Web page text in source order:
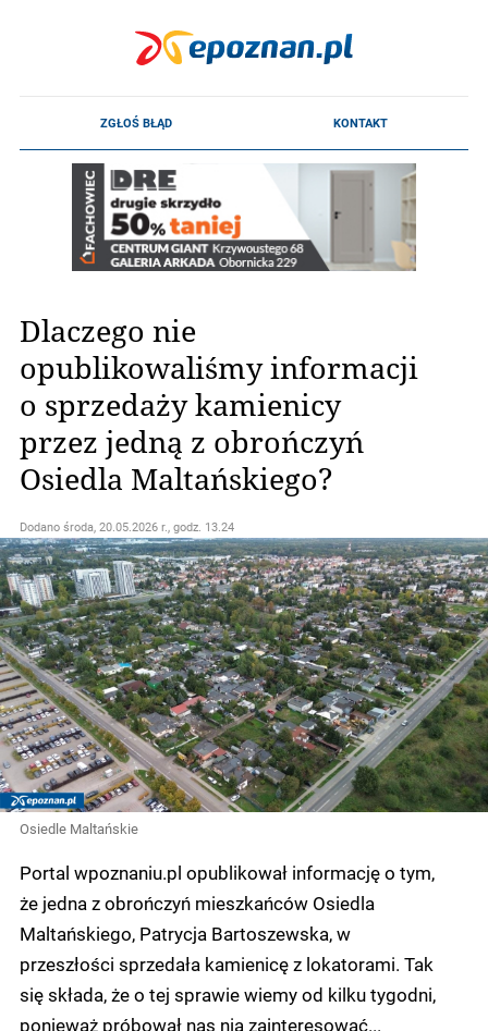
Dlaczego nie
opublikowaliśmy informacji
o sprzedaży kamienicy
przez jedną z obrończyń
Osiedla Maltańskiego?
Dodano środa, 20.05.2026 r., godz. 13.24
Osiedle Maltańskie
Portal wpoznaniu.pl opublikował informację o tym,
że jedna z obrończyń mieszkańców Osiedla
Maltańskiego, Patrycja Bartoszewska, w
przeszłości sprzedała kamienicę z lokatorami. Tak
się składa, że o tej sprawie wiemy od kilku tygodni,
ponieważ próbował nas nią zainteresować...